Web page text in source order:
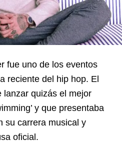
fue uno de los eventos
reciente del hip hop. El
lanzar quizás el mejor
y que presentaba
su carrera musical y
oficial.